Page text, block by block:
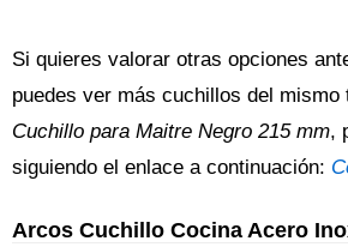
Si quieres valorar otras opciones
puedes ver más cuchillos del
Cuchillo para Maitre Negro 215 mm,
siguiendo el enlace a continuación:
Arcos Cuchillo Cocina Acero